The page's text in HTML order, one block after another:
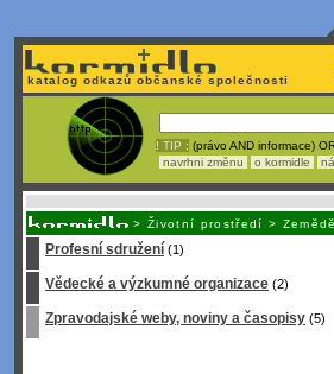
katalog odkazů občanské společnosti
! TIP : (právo AND informace)
navrhni změnu
o kormidle
> Životní prostředí >
Profesní sdružení (1)
Vědecké a výzkumné organizace (2)
Zpravodajské weby, noviny a časopisy (5)